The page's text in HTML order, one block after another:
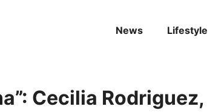
News Lifestyle
Cecilia Rodriguez,